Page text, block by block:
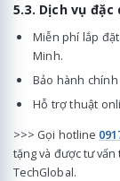
5.3. Dịch vụ đặc
Miễn phí lắp
Minh.
Bảo hành
Hỗ trợ thuật
>>> Gọi hotline
tặng và được tư
TechGlobal.